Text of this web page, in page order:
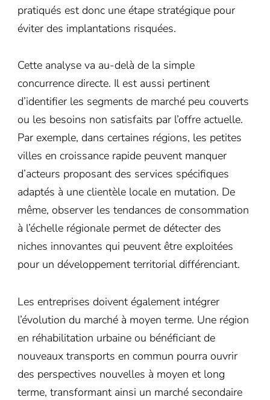
pratiqués est donc une étape stratégique pour
éviter des implantations risquées.
Cette analyse va au-delà de la simple
concurrence directe. Il est aussi pertinent
d’identifier les segments de marché peu couverts
ou les besoins non satisfaits par l’offre actuelle.
Par exemple, dans certaines régions, les petites
villes en croissance rapide peuvent manquer
d’acteurs proposant des services spécifiques
adaptés à une clientèle locale en mutation. De
même, observer les tendances de consommation
à l’échelle régionale permet de détecter des
niches innovantes qui peuvent être exploitées
pour un développement territorial différenciant.
Les entreprises doivent également intégrer
l’évolution du marché à moyen terme. Une région
en réhabilitation urbaine ou bénéficiant de
nouveaux transports en commun pourra ouvrir
des perspectives nouvelles à moyen et long
terme, transformant ainsi un marché secondaire